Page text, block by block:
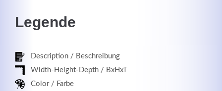
Legende
Description / Beschreibung
Width-Height-Depth / BxHxT
Color / Farbe